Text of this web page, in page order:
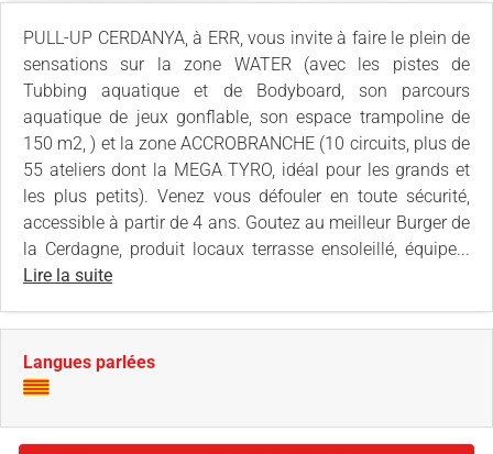
PULL-UP CERDANYA, à ERR, vous invite à faire le plein de
sensations sur la zone WATER (avec les pistes de
Tubbing aquatique et de Bodyboard, son parcours
aquatique de jeux gonflable, son espace trampoline de
150 m2, ) et la zone ACCROBRANCHE (10 circuits, plus de
55 ateliers dont la MEGA TYRO, idéal pour les grands et
les plus petits). Venez vous défouler en toute sécurité,
accessible à partir de 4 ans. Goutez au meilleur Burger de
la Cerdagne, produit locaux terrasse ensoleillé, équipe...
Lire la suite
Langues parlées